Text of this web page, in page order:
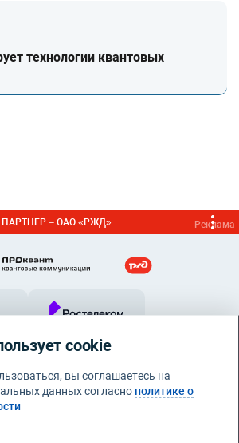
технологии квантовых
– ОАО «РЖД» Реклама
cookie
вы соглашаетесь на
данных согласно политике о